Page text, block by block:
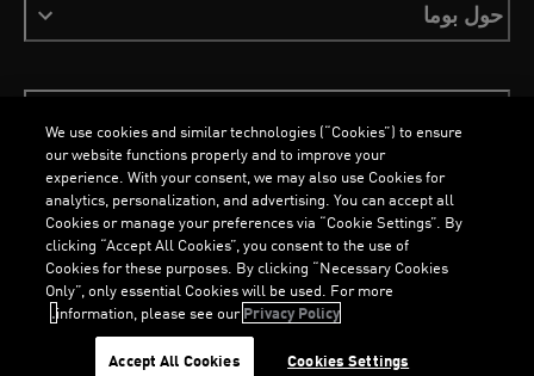
حول بوما
ملفات تعريف الارتباطسياسة الخصوصيةImprint
العربية
جميع الحقوق محفوظة © PUMA, 2026
We use cookies and similar technologies (“Cookies”) to ensure
our website functions properly and to improve your
experience. With your consent, we may also use Cookies for
analytics, personalization, and advertising. You can accept all
Cookies or manage your preferences via “Cookie Settings”. By
clicking “Accept All Cookies”, you consent to the use of
Cookies for these purposes. By clicking “Necessary Cookies
Only”, only essential Cookies will be used. For more
information, please see ourPrivacy Policy.
Cookies Settings
Accept All Cookies